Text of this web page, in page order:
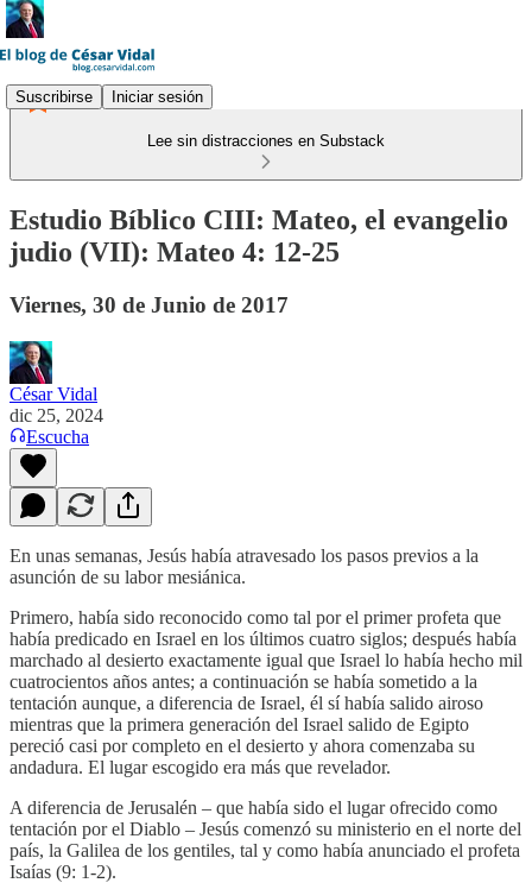
Suscribirse Iniciar sesión
Lee sin distracciones en Substack
Estudio Bíblico CIII: Mateo, el evangelio
judio (VII): Mateo 4: 12-25
Viernes, 30 de Junio de 2017
César Vidal
dic 25, 2024
Escucha
En unas semanas, Jesús había atravesado los pasos previos a la
asunción de su labor mesiánica.
Primero, había sido reconocido como tal por el primer profeta que
había predicado en Israel en los últimos cuatro siglos; después había
marchado al desierto exactamente igual que Israel lo había hecho mil
cuatrocientos años antes; a continuación se había sometido a la
tentación aunque, a diferencia de Israel, él sí había salido airoso
mientras que la primera generación del Israel salido de Egipto
pereció casi por completo en el desierto y ahora comenzaba su
andadura. El lugar escogido era más que revelador.
A diferencia de Jerusalén – que había sido el lugar ofrecido como
tentación por el Diablo – Jesús comenzó su ministerio en el norte del
país, la Galilea de los gentiles, tal y como había anunciado el profeta
Isaías (9: 1-2).